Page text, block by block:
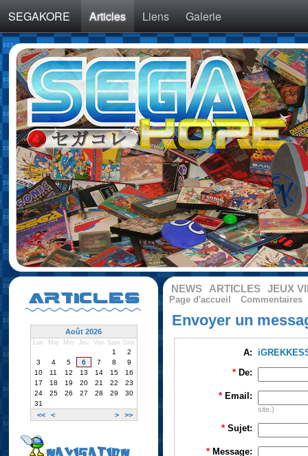
SEGAKORE Articles Liens Galerie
NEWS ARTICLES JEUX
Page d'accueil Commentaires
Envoyer un
A:
* De:
* Email:
site.)
* Sujet:
* Message:
ARTICLES
Août 2026
Lun Mar Mer Jeu Ven Sam Dim
<< < > >>
1
2
3
4 5 6 7 8
9
10
11 12 13 14 15
16
17
18 19 20 21 22
23
24
25 26 27 28 29
30
31
NAVIGATION